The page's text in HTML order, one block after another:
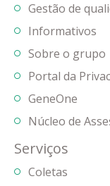
Gestão de
Informativos
Sobre o grupo
Portal da
GeneOne
Núcleo de
Serviços
Coletas